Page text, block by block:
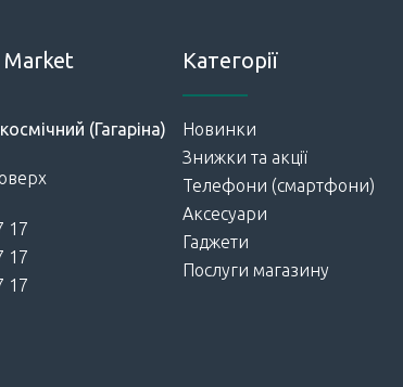
Market
(Гагаріна)
17
17
17
Категорії
Новинки
Знижки та акції
Телефони (смартфони)
Аксесуари
Гаджети
Послуги магазину